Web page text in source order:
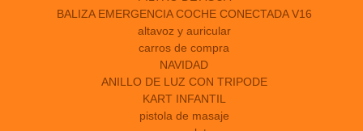
BALIZA EMERGENCIA COCHE CONECTADA V16
altavoz y auricular
carros de compra
NAVIDAD
ANILLO DE LUZ CON TRIPODE
KART INFANTIL
pistola de masaje